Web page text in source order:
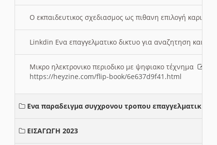
Ο εκπαιδευτικος σχεδιασμος ως πιθανη επιλογή
Linkdin Ενα επαγγελματικο δικτυο για αναζητηση και
Μικρο ηλεκτρονικο περιοδικο με ψηφιακο τέχνημα
https://heyzine.com/flip-book/6e637d9f41.html
Ενα παραδειγμα συγχρονου τροπου επαγγελματικης
ΕΙΣΑΓΩΓΗ 2023